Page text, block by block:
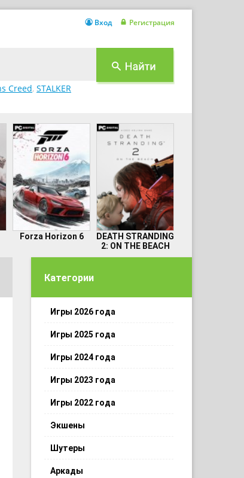
Creed, STALKER
Вход Регистрация
Forza Horizon 6
DEATH STRANDING
2: ON THE BEACH
Категории
Игры 2026 года
Игры 2025 года
Игры 2024 года
Игры 2023 года
Игры 2022 года
Экшены
Шутеры
Аркады